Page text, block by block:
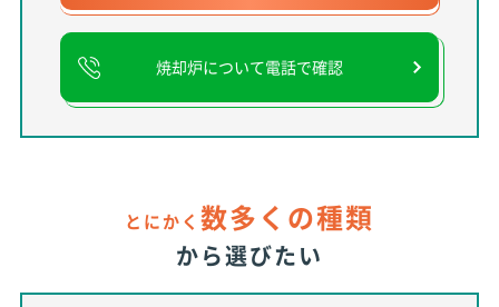
焼却炉について電話で確認
とにかく 数多くの種類
から選びたい